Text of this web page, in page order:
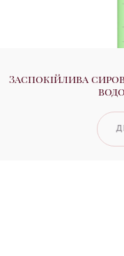
Заспокійлива